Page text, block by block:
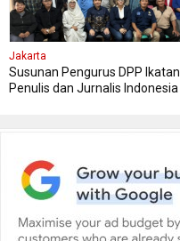
Jakarta
Susunan Pengurus DPP Ikatan
Penulis dan Jurnalis Indonesia